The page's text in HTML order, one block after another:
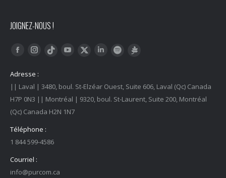
JOIGNEZ-NOUS !
Trouvez nous sur :
FacebookInstagram
Tiktok YouTubeTwitter LinkedInSpotify
Adresse :
|| Laval | 3480, boul. St-Elzéar Ouest, Suite 606, Laval (Qc) Canada
H7P 0N3 || Montréal | 9320, boul. St-Laurent, Suite 200, Montréal
(Qc) Canada H2N 1N7
Téléphone :
1 844 599-4586
Courriel :
info@purcom.ca